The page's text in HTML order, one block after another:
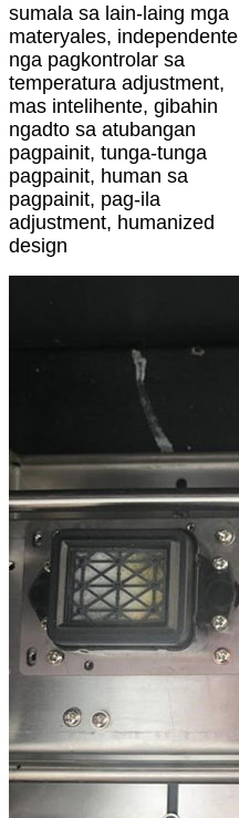
sumala sa lain-laing mga
materyales, independente
nga pagkontrolar sa
temperatura adjustment,
mas intelihente, gibahin
ngadto sa atubangan
pagpainit, tunga-tunga
pagpainit, human sa
pagpainit, pag-ila
adjustment, humanized
design